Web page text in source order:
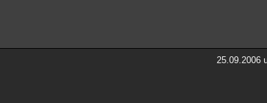
25.09.2006